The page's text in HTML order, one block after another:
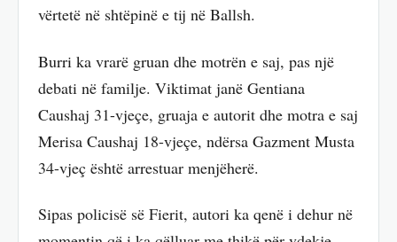
vërtetë në shtëpinë e tij në Ballsh.
Burri ka vrarë gruan dhe motrën e saj, pas një
debati në familje. Viktimat janë Gentiana
Caushaj 31-vjeçe, gruaja e autorit dhe motra e saj
Merisa Caushaj 18-vjeçe, ndërsa Gazment Musta
34-vjeç është arrestuar menjëherë.
Sipas policisë së Fierit, autori ka qenë i dehur në